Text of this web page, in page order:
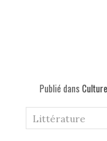
Publié dans Culture
Littérature